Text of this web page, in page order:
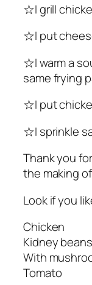
☆I grill
☆I put
☆I warm a
same frying
☆I put
☆I sprinkle
Thank you
the making
Look if you
Chicken
Kidney
With
Tomato